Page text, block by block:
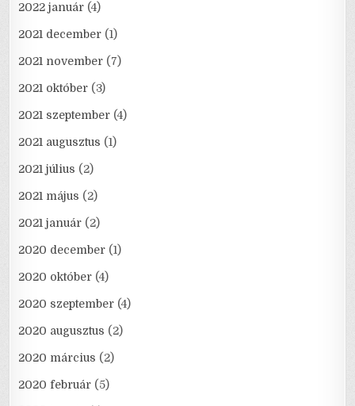
2022 január (4)
2021 december (1)
2021 november (7)
2021 október (3)
2021 szeptember (4)
2021 augusztus (1)
2021 július (2)
2021 május (2)
2021 január (2)
2020 december (1)
2020 október (4)
2020 szeptember (4)
2020 augusztus (2)
2020 március (2)
2020 február (5)